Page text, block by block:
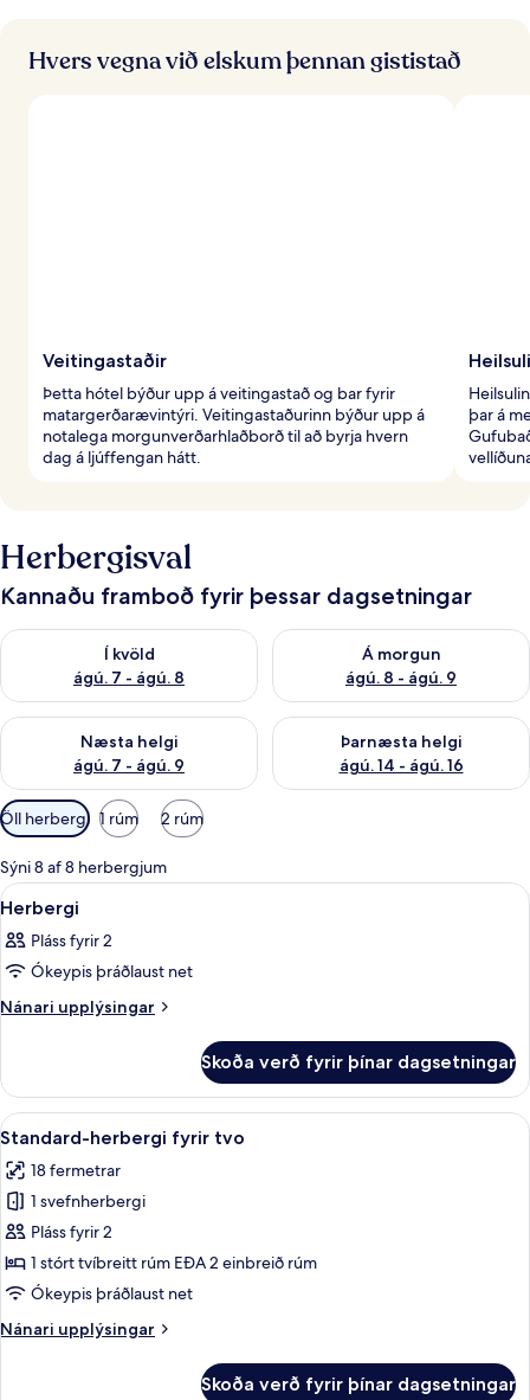
r
ð
Hvers vegna við elskum þennan gististað
Veitingastaðir
Þetta hótel býður upp á veitingastað og bar fyrir
matargerðarævintýri. Veitingastaðurinn býður upp á
notalega morgunverðarhlaðborð til að byrja hvern
dag á ljúffengan hátt.
þar á
Herbergisval
Kannaðu framboð fyrir þessar dagsetningar
Í kvöld
ágú. 7 - ágú. 8
Athuga framboð í kvöld ágú. 7 - ágú. 8
Á morgun
ágú. 8 - ágú. 9
Athuga framboð á morgun
Næsta helgi
ágú. 7 - ágú. 9
Athuga framboð næstu helgi ágú. 7 - ágú. 9
Þarnæsta helgi
ágú. 14 - ágú. 16
Athuga framboð þarnæstu
Síur
í
boði
fyrir
herbergi
Öll herbergi 1 rúm 2 rúm
Sýni 8 af 8 herbergjum
Skoða
allar
myndir
fyrir
Herbergi
Ofnæmisprófaður sængurfatnaður,
6
Herbergi
Pláss fyrir 2
Ókeypis þráðlaust net
Nánari upplýsingar
Nánari
Skoða verð fyrir þínar dagsetningar
Skoða
allar
myndir
fyrir
Standard-
herbergi
fyrir
Standard-herbergi fyrir tvo |
8
Standard-herbergi fyrir tvo
18 fermetrar
1 svefnherbergi
Pláss fyrir 2
1 stórt tvíbreitt rúm EÐA 2 einbreið rúm
Ókeypis þráðlaust net
Nánari upplýsingar
Nánari
Skoða verð fyrir þínar dagsetningar